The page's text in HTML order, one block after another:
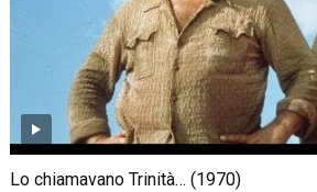
Lo chiamavano Trinità… (1970)